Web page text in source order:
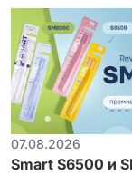
07.08.2026
Smart S6500 и